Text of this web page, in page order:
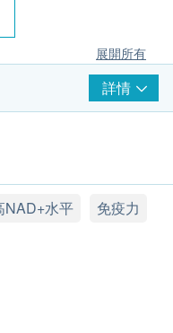
展開所有
詳情
NAD+水平
免疫力